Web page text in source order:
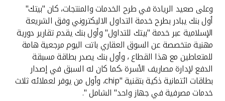
وعلى صعيد الريادة في طرح الخدمات والمنتجات، كان "بيتك"
أول بنك يبادر بطرح خدمة التداول الاليكتروني وفق الشريعة
الإسلامية عبر خدمة "بيتك للتداول" وأول بنك يقدم تقارير دورية
مهنية متخصصة عن السوق العقاري باتت اليوم مرجعية هامة
للمتعاطين مع هذا القطاع ، وأول بنك يصدر بطاقة مسبقة
الدفع لإدارة مصاريف الأسرة ،كما كان له السبق في إصدار
بطاقات ائتمانية ذكية بتقنية "chip، وأول من يوفر لعملائه ثلاث
خدمات مصرفية في جهاز واحد" الشامل ".